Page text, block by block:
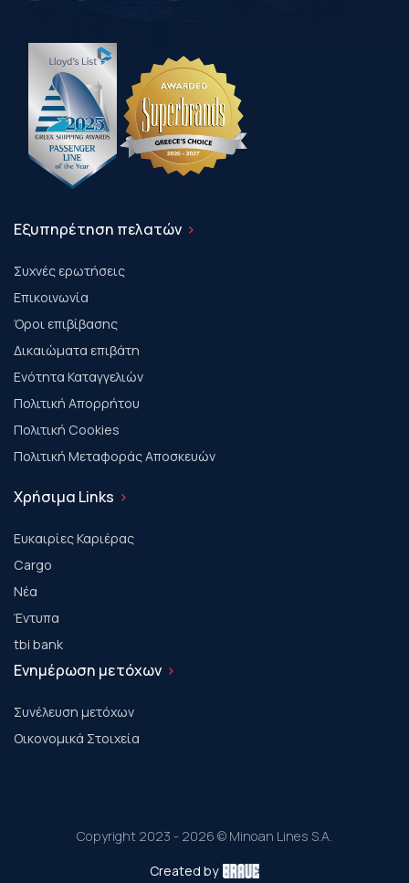
Εξυπηρέτηση πελατών
Συχνές ερωτήσεις
Επικοινωνία
Όροι επιβίβασης
Δικαιώματα επιβάτη
Ενότητα Καταγγελιών
Πολιτική Απορρήτου
Πολιτική Cookies
Πολιτική Μεταφοράς Αποσκευών
Χρήσιμα Links
Ευκαιρίες Καριέρας
Cargo
Νέα
Έντυπα
tbi bank
Ενημέρωση μετόχων
Συνέλευση μετόχων
Οικονομικά Στοιχεία
Copyright 2023 - 2026 © Minoan Lines S.A.
Created by